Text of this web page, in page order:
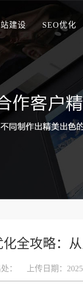
建设 SEO优化
化全攻略：
： 上传日期：